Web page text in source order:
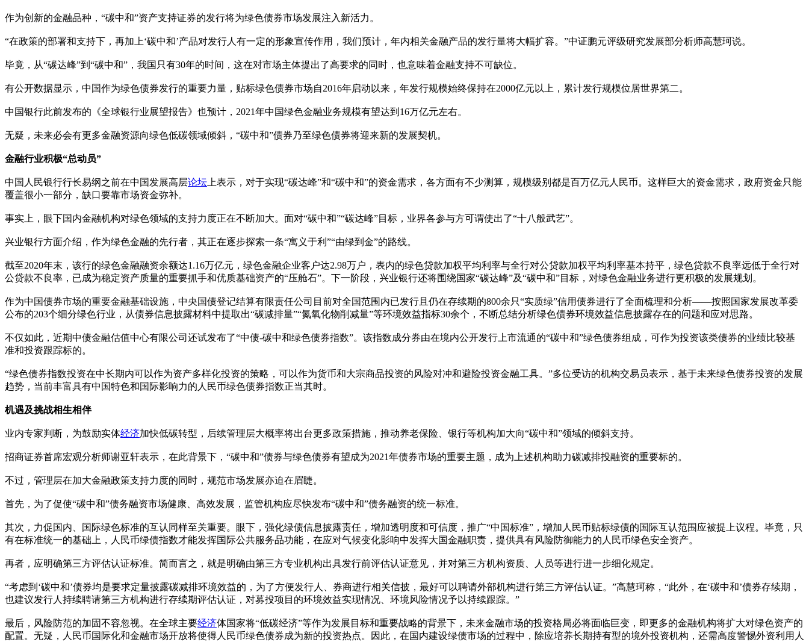
作为创新的金融品种，“碳中和”资产支持证券的发行将为绿色债券市场发展注入新活力。
“在政策的部署和支持下，再加上‘碳中和’产品对发行人有一定的形象宣传作用，我们预计，年内相关金融产品的发行量将大幅扩容。”中证鹏元评级研究发展部分析师高慧珂说。
毕竟，从“碳达峰”到“碳中和”，我国只有30年的时间，这在对市场主体提出了高要求的同时，也意味着金融支持不可缺位。
有公开数据显示，中国作为绿色债券发行的重要力量，贴标绿色债券市场自2016年启动以来，年发行规模始终保持在2000亿元以上，累计发行规模位居世界第二。
中国银行此前发布的《全球银行业展望报告》也预计，2021年中国绿色金融业务规模有望达到16万亿元左右。
无疑，未来必会有更多金融资源向绿色低碳领域倾斜，“碳中和”债券乃至绿色债券将迎来新的发展契机。
金融行业积极“总动员”
中国人民银行行长易纲之前在中国发展高层论坛 上表示，对于实现“碳达峰”和“碳中和”的资金需求，各方面有不少测算，规模级别都是百万亿元人民币。这样巨大的资金需求，政府资金只能
覆盖很小一部分，缺口要靠市场资金弥补。
事实上，眼下国内金融机构对绿色领域的支持力度正在不断加大。面对“碳中和”“碳达峰”目标，业界各参与方可谓使出了“十八般武艺”。
兴业银行方面介绍，作为绿色金融的先行者，其正在逐步探索一条“寓义于利”“由绿到金”的路线。
截至2020年末，该行的绿色金融融资余额达1.16万亿元，绿色金融企业客户达2.98万户，表内的绿色贷款加权平均利率与全行对公贷款加权平均利率基本持平，绿色贷款不良率远低于全行对
公贷款不良率，已成为稳定资产质量的重要抓手和优质基础资产的“压舱石”。下一阶段，兴业银行还将围绕国家“碳达峰”及“碳中和”目标，对绿色金融业务进行更积极的发展规划。
作为中国债券市场的重要金融基础设施，中央国债登记结算有限责任公司目前对全国范围内已发行且仍在存续期的800余只“实质绿”信用债券进行了全面梳理和分析——按照国家发展改革委
公布的203个细分绿色行业，从债券信息披露材料中提取出“碳减排量”“氮氧化物削减量”等环境效益指标30余个，不断总结分析绿色债券环境效益信息披露存在的问题和应对思路。
不仅如此，近期中债金融估值中心有限公司还试发布了“中债-碳中和绿色债券指数”。该指数成分券由在境内公开发行上市流通的“碳中和”绿色债券组成，可作为投资该类债券的业绩比较基
准和投资跟踪标的。
“绿色债券指数投资在中长期内可以作为资产多样化投资的策略，可以作为货币和大宗商品投资的风险对冲和避险投资金融工具。”多位受访的机构交易员表示，基于未来绿色债券投资的发展
趋势，当前丰富具有中国特色和国际影响力的人民币绿色债券指数正当其时。
机遇及挑战相生相伴
业内专家判断，为鼓励实体经济加快低碳转型，后续管理层大概率将出台更多政策措施，推动养老保险、银行等机构加大向“碳中和”领域的倾斜支持。
招商证券首席宏观分析师谢亚轩表示，在此背景下，“碳中和”债券与绿色债券有望成为2021年债券市场的重要主题，成为上述机构助力碳减排投融资的重要标的。
不过，管理层在加大金融政策支持力度的同时，规范市场发展亦迫在眉睫。
首先，为了促使“碳中和”债务融资市场健康、高效发展，监管机构应尽快发布“碳中和”债务融资的统一标准。
其次，力促国内、国际绿色标准的互认同样至关重要。眼下，强化绿债信息披露责任，增加透明度和可信度，推广“中国标准”，增加人民币贴标绿债的国际互认范围应被提上议程。毕竟，只
有在标准统一的基础上，人民币绿债指数才能发挥国际公共服务品功能，在应对气候变化影响中发挥大国金融职责，提供具有风险防御能力的人民币绿色安全资产。
再者，应明确第三方评估认证标准。简而言之，就是明确由第三方专业机构出具发行前评估认证意见，并对第三方机构资质、人员等进行进一步细化规定。
“考虑到‘碳中和’债券均是要求定量披露碳减排环境效益的，为了方便发行人、券商进行相关信披，最好可以聘请外部机构进行第三方评估认证。”高慧珂称，“此外，在‘碳中和’债券存续期，
也建议发行人持续聘请第三方机构进行存续期评估认证，对募投项目的环境效益实现情况、环境风险情况予以持续跟踪。”
最后，风险防范的加固不容忽视。在全球主要经济体国家将“低碳经济”等作为发展目标和重要战略的背景下，未来金融市场的投资格局必将面临巨变，即更多的金融机构将扩大对绿色资产的
配置。无疑，人民币国际化和金融市场开放将使得人民币绿色债券成为新的投资热点。因此，在国内建设绿债市场的过程中，除应培养长期持有型的境外投资机构，还需高度警惕外资利用人